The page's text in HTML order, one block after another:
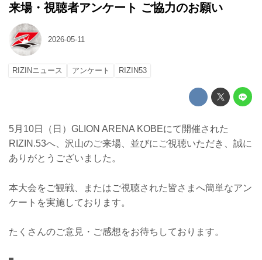
来場・視聴者アンケート ご協力のお願い
2026-05-11
RIZINニュース アンケート RIZIN53
5月10日（日）GLION ARENA KOBEにて開催された
RIZIN.53へ、沢山のご来場、並びにご視聴いただき、誠に
ありがとうございました。
本大会をご観戦、またはご視聴された皆さまへ簡単なアン
ケートを実施しております。
たくさんのご意見・ご感想をお待ちしております。